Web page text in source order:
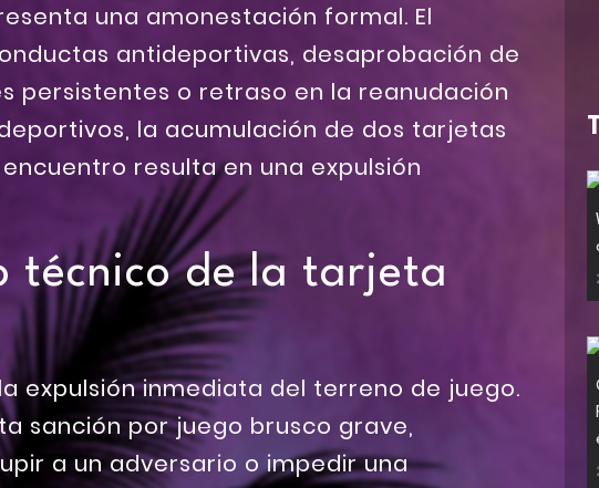
una amonestación formal. El
antideportivas, desaprobación de
persistentes o retraso en la reanudación
la acumulación de dos tarjetas
resulta en una expulsión
técnico de la tarjeta
expulsión inmediata del terreno de juego.
sanción por juego brusco grave,
a un adversario o impedir una